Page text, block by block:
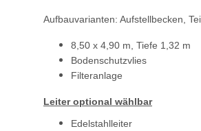
Aufbauvarianten: Aufstellbecken,
8,50 x 4,90 m, Tiefe 1,32 m
Bodenschutzvlies
Filteranlage
Leiter optional wählbar
Edelstahlleiter